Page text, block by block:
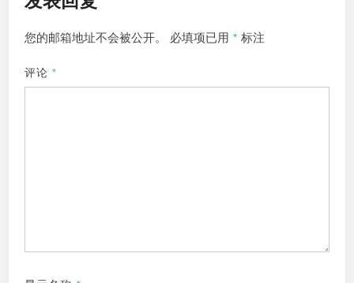
您的邮箱地址不会被公开。 必填项已用 * 标注
评论 *